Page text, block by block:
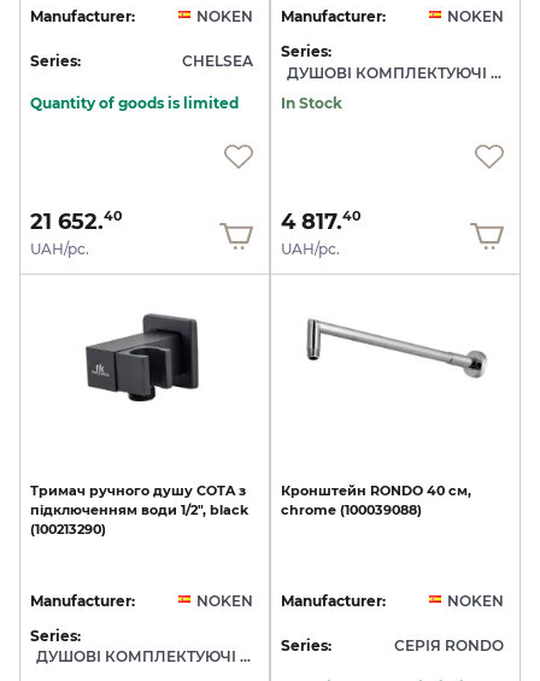
Manufacturer: NOKEN
Series: CHELSEA
Quantity of goods is limited
21 652.40
UAH/pc.
Manufacturer:
NOKEN
Series:
ДУШОВІ КОМПЛЕКТУЮЧІ NOKEN
In Stock
4 817.40
UAH/pc.
Тримач ручного душу COTA з
підключенням води 1/2", black
(100213290)
Manufacturer:
NOKEN
Series:
ДУШОВІ КОМПЛЕКТУЮЧІ NOKEN
Кронштейн RONDO 40 см,
chrome (100039088)
Manufacturer: NOKEN
Series: СЕРІЯ RONDO